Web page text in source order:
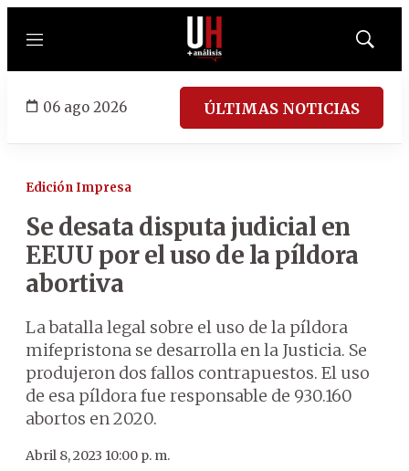
Menú
Mostrar
06 ago 2026 ÚLTIMAS NOTICIAS
Edición Impresa
Se desata disputa judicial en
EEUU por el uso de la píldora
abortiva
La batalla legal sobre el uso de la píldora
mifepristona se desarrolla en la Justicia. Se
produjeron dos fallos contrapuestos. El uso
de esa píldora fue responsable de 930.160
abortos en 2020.
Abril 8, 2023 10:00 p. m.